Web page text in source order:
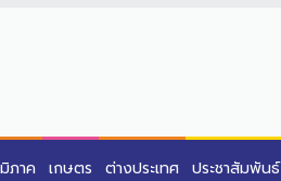
ภาค เกษตร ต่างประเทศ ประชาสัมพันธ์